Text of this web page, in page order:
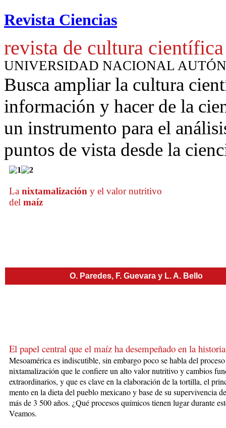
Revista Ciencias
revista de cultura científica
UNIVERSIDAD NACIONAL
Busca ampliar la cultura
información y hacer de la
un instrumento para el
puntos de vista desde la
La nixtamalización y el valor nutritivo
del maíz
O. Paredes, F. Guevara y L. A. Bello
El papel central que el maíz ha desempeñado en la
Mesoamérica esindiscutible, sin embargo poco se ha­bla del
nixtamalización que le confiere un alto va­lor nutritivo y cambios
extraordinarios, y que es clave en la elaboración de la tortilla, el
men­to en la dieta del pueblo mexicano y base de su su­per­vi­ven­cia
más de 3 500 años. ¿Qué procesos quí­mi­cos tienen lugar durante
Veamos.